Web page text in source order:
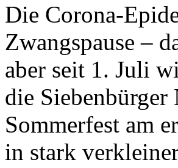
Die Corona-
Zwangspause –
aber seit 1. Juli
die
Sommerfest am
in stark